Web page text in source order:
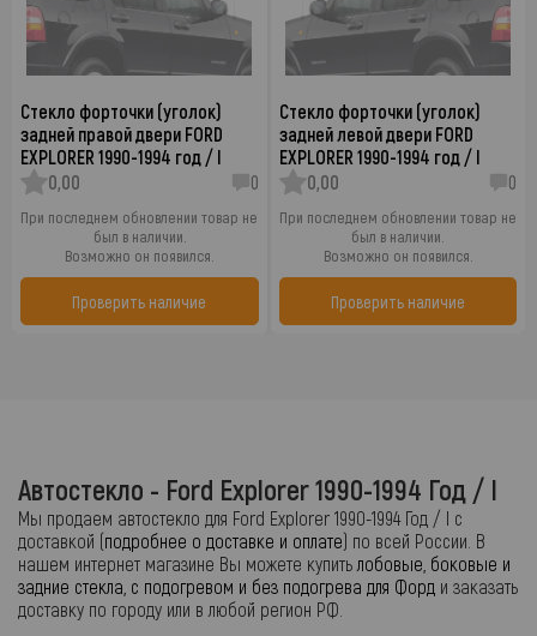
Стекло форточки (уголок)
задней правой двери FORD
EXPLORER 1990-1994 год / I
0,00
0
При последнем обновлении товар не
был в наличии.
Возможно он появился.
Проверить наличие
Стекло форточки (уголок)
задней левой двери FORD
EXPLORER 1990-1994 год / I
0,00
0
При последнем обновлении товар не
был в наличии.
Возможно он появился.
Проверить наличие
Автостекло - Ford Explorer 1990-1994 Год / I
Мы продаем автостекло для Ford Explorer 1990-1994 Год / I с
доставкой (подробнее о доставке и оплате) по всей России. В
нашем интернет магазине Вы можете купить лобовые, боковые и
задние стекла, с подогревом и без подогрева для Форд и заказать
доставку по городу или в любой регион РФ.